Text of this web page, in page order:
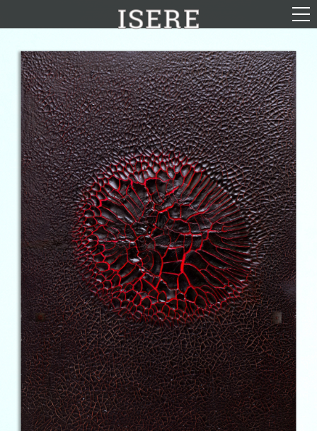
English (US)
Français
Portrait
Parcours
Galerie
Photomontages
Contact
Téléchargements